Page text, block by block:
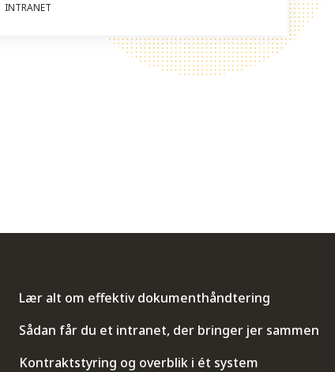
INTRANET
Lær alt om effektiv dokumenthåndtering
Sådan får du et intranet, der bringer jer sammen
Kontraktstyring og overblik i ét system